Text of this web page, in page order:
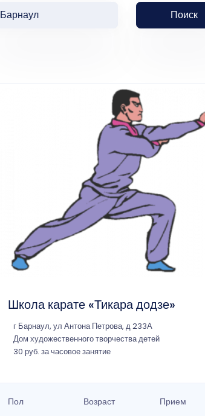
Барнаул Поиск
Школа карате «Тикара додзе»
г Барнаул, ул Антона Петрова, д 233А
Дом художественного творчества детей
30 руб. за часовое занятие
Пол Возраст Прием